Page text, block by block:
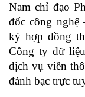
Nam chỉ đạo
đốc công
ký hợp đồng
Công ty dữ
dịch vụ viễn
đánh bạc trực